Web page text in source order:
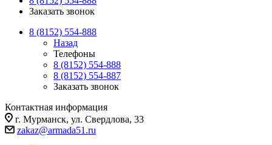
Заказать звонок
8 (8152) 554-888
Назад
Телефоны
8 (8152) 554-888
8 (8152) 554-887
Заказать звонок
Контактная информация
г. Мурманск, ул. Свердлова, 33
zakaz@armada51.ru